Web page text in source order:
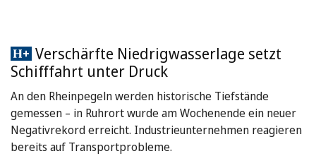
Verschärfte Niedrigwasserlage setzt
Schifffahrt unter Druck
An den Rheinpegeln werden historische Tiefstände
gemessen – in Ruhrort wurde am Wochenende ein neuer
Negativrekord erreicht. Industrieunternehmen reagieren
bereits auf Transportprobleme.